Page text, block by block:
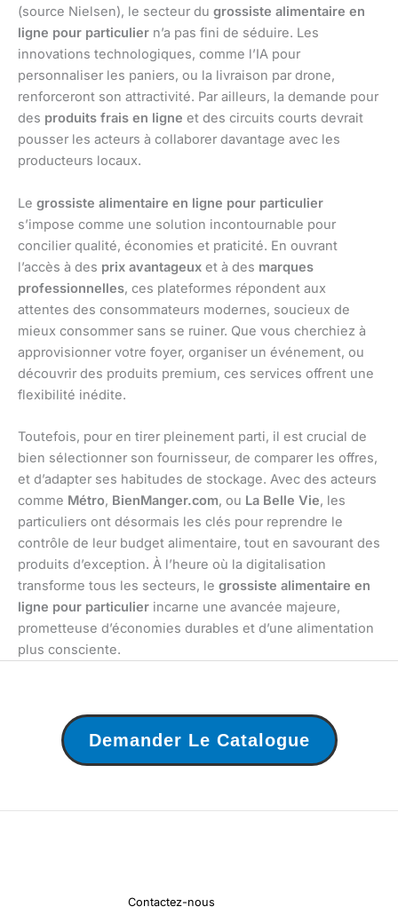
(source Nielsen), le secteur du grossiste alimentaire en
ligne pour particulier n’a pas fini de séduire. Les
innovations technologiques, comme l’IA pour
personnaliser les paniers, ou la livraison par drone,
renforceront son attractivité. Par ailleurs, la demande pour
des produits frais en ligne et des circuits courts devrait
pousser les acteurs à collaborer davantage avec les
producteurs locaux.
Le grossiste alimentaire en ligne pour particulier
s’impose comme une solution incontournable pour
concilier qualité, économies et praticité. En ouvrant
l’accès à des prix avantageux et à des marques
professionnelles, ces plateformes répondent aux
attentes des consommateurs modernes, soucieux de
mieux consommer sans se ruiner. Que vous cherchiez à
approvisionner votre foyer, organiser un événement, ou
découvrir des produits premium, ces services offrent une
flexibilité inédite.
Toutefois, pour en tirer pleinement parti, il est crucial de
bien sélectionner son fournisseur, de comparer les offres,
et d’adapter ses habitudes de stockage. Avec des acteurs
comme Métro, BienManger.com, ou La Belle Vie, les
particuliers ont désormais les clés pour reprendre le
contrôle de leur budget alimentaire, tout en savourant des
produits d’exception. À l’heure où la digitalisation
transforme tous les secteurs, le grossiste alimentaire en
ligne pour particulier incarne une avancée majeure,
prometteuse d’économies durables et d’une alimentation
plus consciente.
Demander Le Catalogue
Contactez-nous